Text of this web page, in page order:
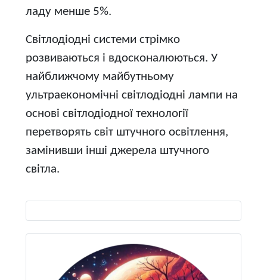
ладу менше 5%.
Світлодіодні системи стрімко
розвиваються і вдосконалюються. У
найближчому майбутньому
ультраекономічні світлодіодні лампи на
основі світлодіодної технології
перетворять світ штучного освітлення,
замінивши інші джерела штучного
світла.
Виберіть свою мову